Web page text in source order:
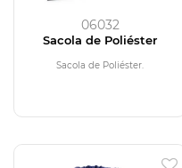
06032
Sacola de Poliéster
Sacola de Poliéster.